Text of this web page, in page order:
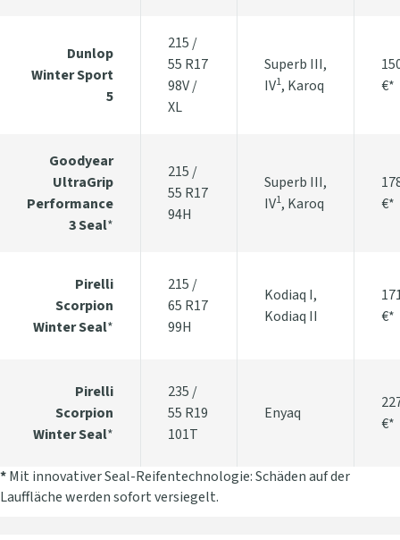
Dunlop
Winter Sport
5
215 /
55 R17
98V /
XL
Superb III,
IV1, Karoq
€*
Goodyear
UltraGrip
Performance
3 Seal*
215 /
55 R17
94H
Superb III,
IV1, Karoq
€*
Pirelli
Scorpion
Winter Seal*
215 /
65 R17
99H
Kodiaq I,
Kodiaq II
€*
Pirelli
Scorpion
Winter Seal*
235 /
55 R19
101T
Enyaq
€*
*Mit innovativer Seal-Reifentechnologie: Schäden auf der
Lauffläche werden sofort versiegelt.